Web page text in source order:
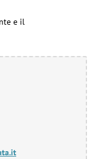
e il